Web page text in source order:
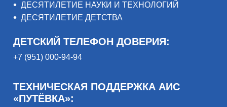
ДЕСЯТИЛЕТИЕ НАУКИ И ТЕХНОЛОГИЙ
ДЕСЯТИЛЕТИЕ ДЕТСТВА
ДЕТСКИЙ ТЕЛЕФОН ДОВЕРИЯ:
+7 (951) 000-94-94
ТЕХНИЧЕСКАЯ ПОДДЕРЖКА АИС
«ПУТЁВКА»: